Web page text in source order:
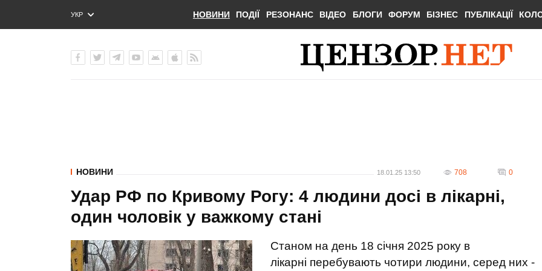
УКР
ENG
НОВИНИ ПОДІЇ РЕЗОНАНС ВІДЕО БЛОГИ ФОРУМ БІЗНЕС ПУБЛІКАЦІЇ
НОВИНИ 18.01.25 13:50 708 0
Удар РФ по Кривому Рогу: 4 людини досі в лікарні,
один чоловік у важкому стані
Станом на день 18 січня 2025 року в
лікарні перебувають чотири людини, серед них -